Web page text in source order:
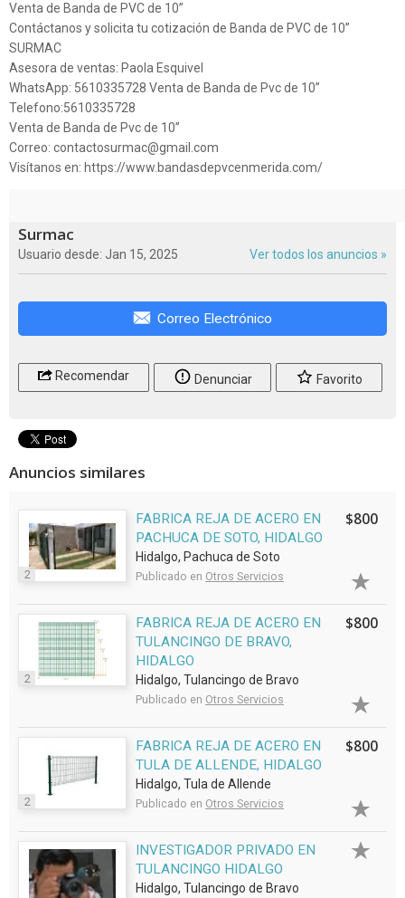
Venta de Banda de PVC de 10”
Contáctanos y solicita tu cotización de Banda de PVC de 10”
SURMAC
Asesora de ventas: Paola Esquivel
WhatsApp: 5610335728 Venta de Banda de Pvc de 10”
Telefono:5610335728
Venta de Banda de Pvc de 10”
Correo: contactosurmac@gmail.com
Visítanos en: https://www.bandasdepvcenmerida.com/
Surmac
Usuario desde: Jan 15, 2025 Ver todos los anuncios »
Correo Electrónico
Recomendar Denunciar Favorito
Anuncios similares
2
FABRICA REJA DE ACERO EN
PACHUCA DE SOTO, HIDALGO
Hidalgo, Pachuca de Soto
Publicado en Otros Servicios
$800
2
FABRICA REJA DE ACERO EN
TULANCINGO DE BRAVO,
HIDALGO
Hidalgo, Tulancingo de Bravo
Publicado en Otros Servicios
$800
2
FABRICA REJA DE ACERO EN
TULA DE ALLENDE, HIDALGO
Hidalgo, Tula de Allende
Publicado en Otros Servicios
$800
INVESTIGADOR PRIVADO EN
TULANCINGO HIDALGO
Hidalgo, Tulancingo de Bravo